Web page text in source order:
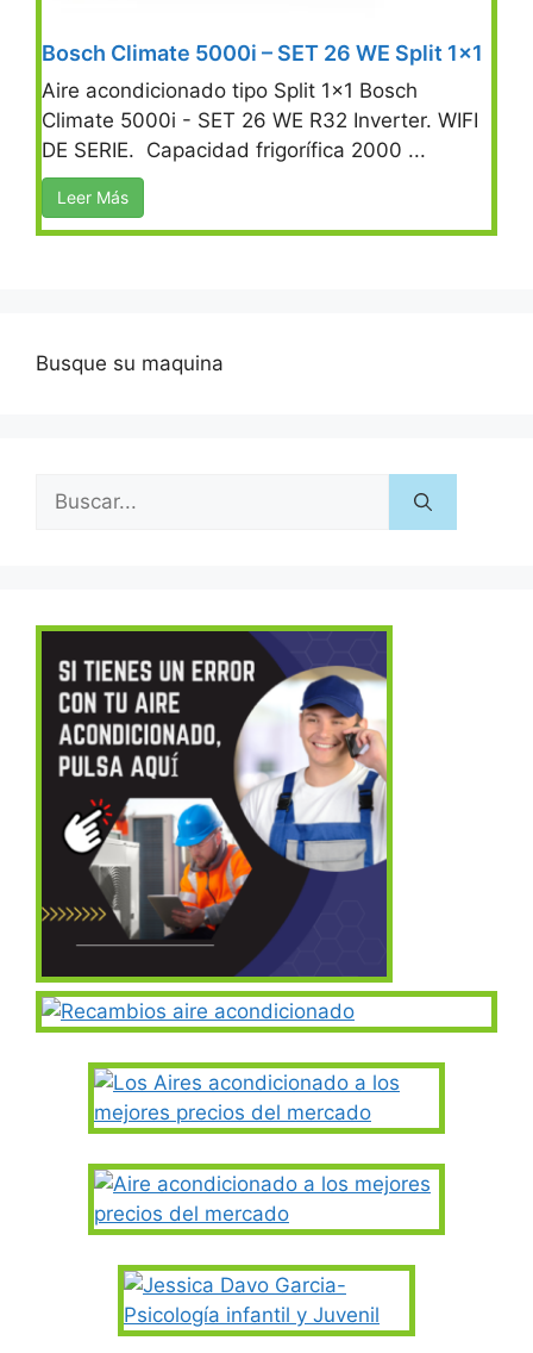
Bosch Climate 5000i – SET 26 WE Split 1×1
Aire acondicionado tipo Split 1x1 Bosch
Climate 5000i - SET 26 WE R32 Inverter. WIFI
DE SERIE. Capacidad frigorífica 2000 ...
Leer Más
Busque su maquina